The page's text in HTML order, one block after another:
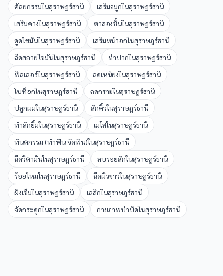
ศัลยกรรมในสุราษฎร์ธานี เสริมจมูกในสุราษฎร์ธานี
เสริมคางในสุราษฎร์ธานี ตาสองชั้นในสุราษฎร์ธานี
ดูดไขมันในสุราษฎร์ธานี เสริมหน้าอกในสุราษฎร์ธานี
ฉีดสลายไขมันในสุราษฎร์ธานี ทำปากในสุราษฎร์ธานี
ฟิลเลอร์ในสุราษฎร์ธานี ลดเหนียงในสุราษฎร์ธานี
โบท็อกในสุราษฎร์ธานี ลดกรามในสุราษฎร์ธานี
ปลูกผมในสุราษฎร์ธานี สักคิ้วในสุราษฎร์ธานี
ทำลักยิ้มในสุราษฎร์ธานี เมโสในสุราษฎร์ธานี
ทันตกรรม (ทำฟัน จัดฟัน)ในสุราษฎร์ธานี
ฉีดวิตามินในสุราษฎร์ธานี ลบรอยสักในสุราษฎร์ธานี
ร้อยไหมในสุราษฎร์ธานี ฉีดผิวขาวในสุราษฎร์ธานี
ฝังเข็มในสุราษฎร์ธานี เลสิกในสุราษฎร์ธานี
จัดกระดูกในสุราษฎร์ธานี กายภาพบำบัดในสุราษฎร์ธานี